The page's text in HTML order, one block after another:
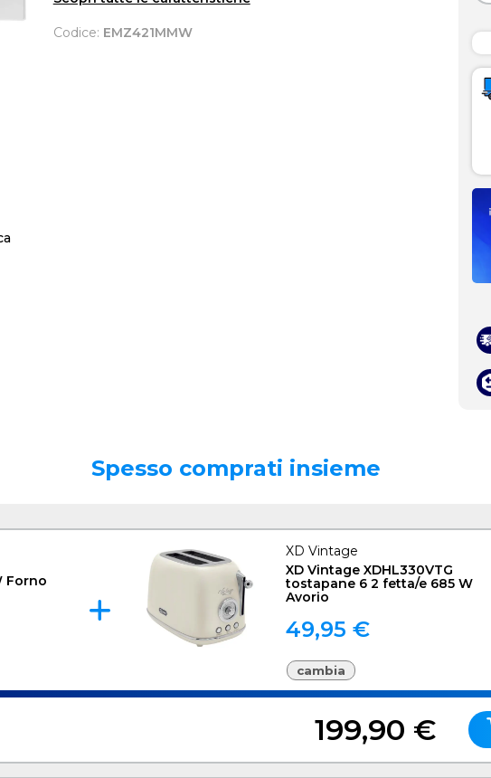
Codice: EMZ421MMW
Spesso comprati insieme
Forno
XD Vintage
XD Vintage XDHL330VTG
tostapane 6 2 fetta/e 685 W
Avorio
49,95 €
cambia
199,90 €